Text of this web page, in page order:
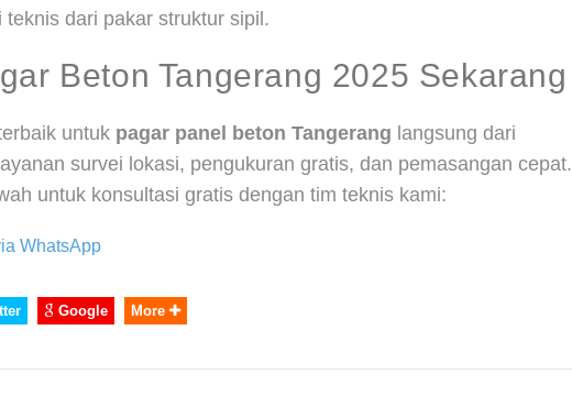
teknis dari pakar struktur sipil.
Beton Tangerang 2025 Sekarang
untuk pagar panel beton Tangerang langsung dari
survei lokasi, pengukuran gratis, dan pemasangan cepat.
untuk konsultasi gratis dengan tim teknis kami:
WhatsApp
Google More